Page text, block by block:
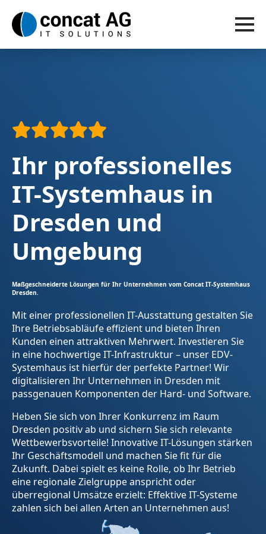
Ihr professionelles
IT-Systemhaus in
Dresden und
Umgebung
Maßgeschneiderte Lösungen für Ihr Unternehmen vom Concat IT-Systemhaus
Dresden.
Mit einer professionellen IT-Ausstattung gestalten Sie
Ihre Betriebsabläufe effizient und bieten Ihren
Kunden einen attraktiven Mehrwert. Investieren Sie
in eine hochwertige IT-Infrastruktur – unser EDV-
Systemhaus ist hierfür der perfekte Partner! Wir
digitalisieren Ihr Unternehmen in Dresden mit
passgenauen Komponenten der Hard- und Software.
Heben Sie sich von Ihrer Konkurrenz im Raum
Dresden positiv ab und sichern Sie sich relevante
Wettbewerbsvorteile! Innovative IT-Lösungen stärken
Ihr Geschäftsmodell und machen Sie fit für die
Zukunft. Dabei spielt es keine Rolle, ob Ihr Betrieb
eine regionale Zielgruppe anspricht oder
überregional Umsätze erzielt: Effektive IT-Systeme
zahlen sich bei allen Arten an Unternehmen aus!